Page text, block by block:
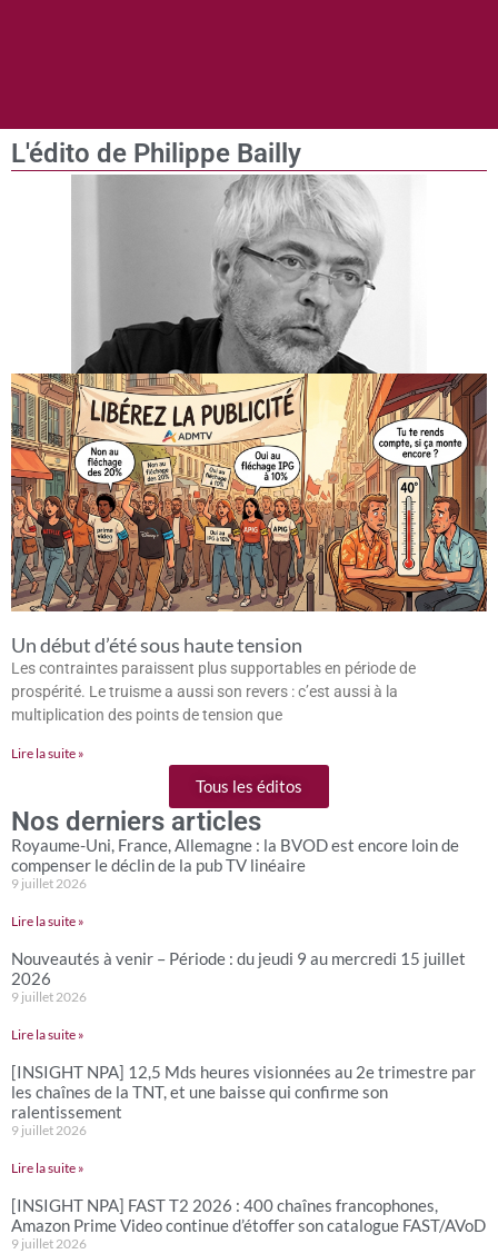
L'édito de Philippe Bailly
Un début d’été sous haute tension
Les contraintes paraissent plus supportables en période de
prospérité. Le truisme a aussi son revers : c’est aussi à la
multiplication des points de tension que
Lire la suite »
Tous les éditos
Nos derniers articles
Royaume-Uni, France, Allemagne : la BVOD est encore loin de
compenser le déclin de la pub TV linéaire
9 juillet 2026
Lire la suite »
Nouveautés à venir – Période : du jeudi 9 au mercredi 15 juillet
2026
9 juillet 2026
Lire la suite »
[INSIGHT NPA] 12,5 Mds heures visionnées au 2e trimestre par
les chaînes de la TNT, et une baisse qui confirme son
ralentissement
9 juillet 2026
Lire la suite »
[INSIGHT NPA] FAST T2 2026 : 400 chaînes francophones,
Amazon Prime Video continue d’étoffer son catalogue FAST/AVoD
9 juillet 2026